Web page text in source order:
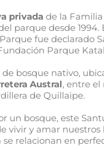
privada de la
parque desde 1994.
fue declarado
Parque
bosque nativo,
Austral, entre el
de Quillaipe.
un bosque, este
vivir y amar
relacionan en